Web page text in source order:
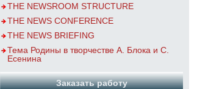
THE NEWSROOM STRUCTURE
THE NEWS CONFERENCE
THE NEWS BRIEFING
Тема Родины в творчестве А. Блока и С.
Есенина
Заказать работу